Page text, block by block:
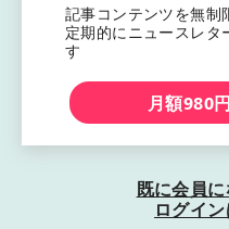
記事コンテンツを無制
定期的にニュースレタ
す
月額980
既に会員
ログイ